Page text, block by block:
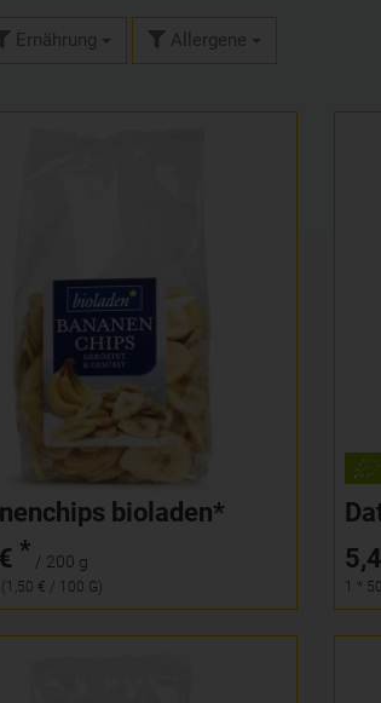
Ernährung Allergene
bioladen*
* / 200 g
€ / 100 G)
2,99 €
1 *